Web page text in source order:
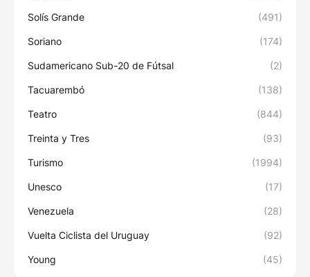
Solís Grande (491)
Soriano (174)
Sudamericano Sub-20 de Fútsal (2)
Tacuarembó (138)
Teatro (844)
Treinta y Tres (93)
Turismo (1994)
Unesco (17)
Venezuela (28)
Vuelta Ciclista del Uruguay (92)
Young (45)